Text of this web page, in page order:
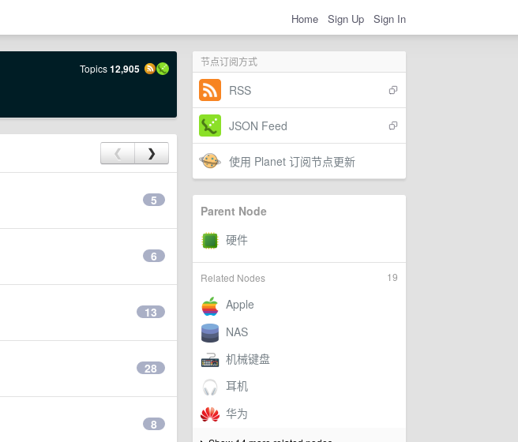
Home Sign Up Sign In
节点订阅方式
RSS
JSON Feed
使用 Planet 订阅节点更新
Parent Node
19
Related Nodes
Topics12,905
❮ ❯
5
6
13
28
8